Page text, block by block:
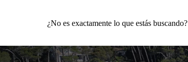
¿No es exactamente lo que estás buscando?